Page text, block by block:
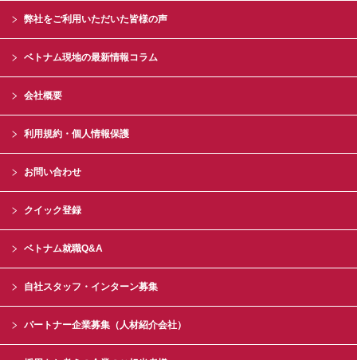
弊社をご利用いただいた皆様の声
ベトナム現地の最新情報コラム
会社概要
利用規約・個人情報保護
お問い合わせ
クイック登録
ベトナム就職Q&A
自社スタッフ・インターン募集
パートナー企業募集（人材紹介会社）